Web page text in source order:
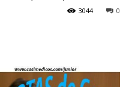
0
3044